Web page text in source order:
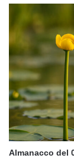
animali!
febbraio
2026)
Almanacco del